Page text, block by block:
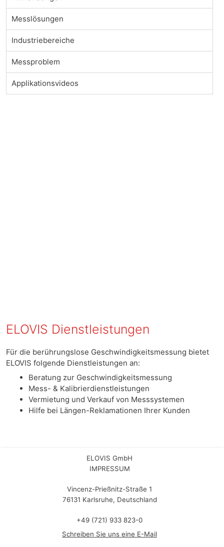
Messlösungen
Industriebereiche
Messproblem
Applikationsvideos
ELOVIS Dienstleistungen
Für die berührungslose Geschwindigkeitsmessung bietet
ELOVIS folgende Dienstleistungen an:
Beratung zur Geschwindigkeitsmessung
Mess- & Kalibrierdienstleistungen
Vermietung und Verkauf von Messsystemen
Hilfe bei Längen-Reklamationen Ihrer Kunden
ELOVIS GmbH
IMPRESSUM
Vincenz-Prießnitz-Straße 1
76131 Karlsruhe, Deutschland
+49 (721) 933 823-0
Schreiben Sie uns eine E-Mail